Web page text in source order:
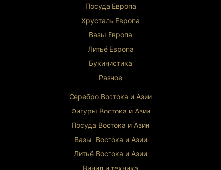
Посуда Европа
Хрусталь Европа
Вазы Европа
Литьё Европа
Букинистика
Разное
Серебро Востока и Азии
Фигуры Востока и Азии
Посуда Востока и Азии
Вазы Востока и Азии
Литьё Востока и Азии
Винил и техника